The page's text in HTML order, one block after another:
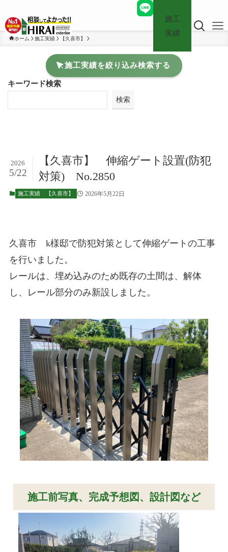
施工
実績
ホーム 施工実績 【久喜市】
施工実績を絞り込み検索する
キーワード検索
検索
【久喜市】 伸縮ゲート設置(防犯
対策) No.2850
2026
5/22
施工実績 【久喜市】 2026年5月22日
久喜市 k様邸で防犯対策として伸縮ゲートの工事
を行いました。
レールは、埋め込みのため既存の土間は、解体
し、レール部分のみ新設しました。
施工前写真、完成予想図、設計図など